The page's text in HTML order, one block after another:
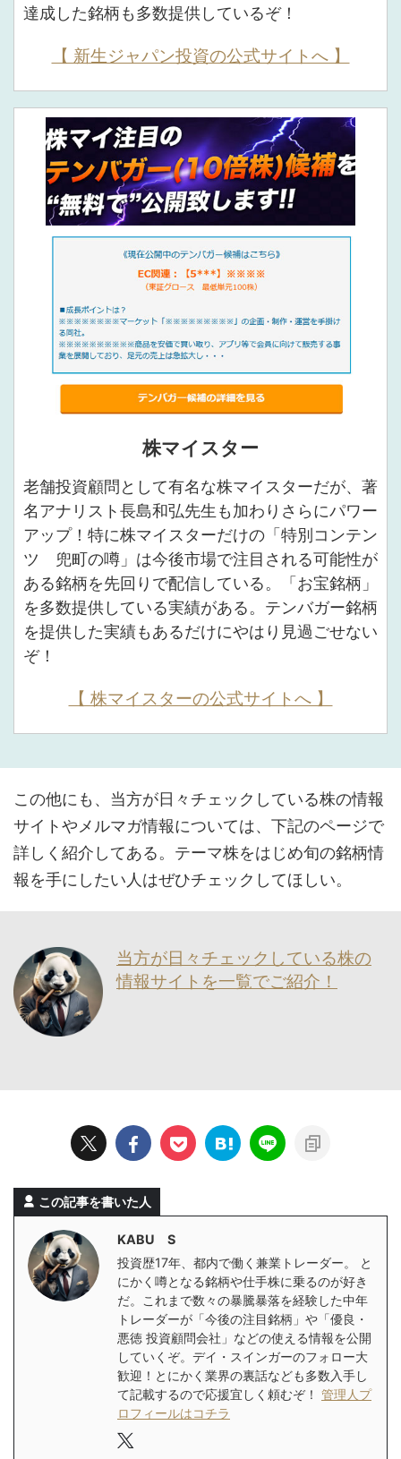
達成した銘柄も多数提供しているぞ！
【 新生ジャパン投資の公式サイトへ 】
株マイスター
老舗投資顧問として有名な株マイスターだが、著
名アナリスト長島和弘先生も加わりさらにパワー
アップ！特に株マイスターだけの「特別コンテン
ツ 兜町の噂」は今後市場で注目される可能性が
ある銘柄を先回りで配信している。「お宝銘柄」
を多数提供している実績がある。テンバガー銘柄
を提供した実績もあるだけにやはり見過ごせない
ぞ！
【 株マイスターの公式サイトへ 】
この他にも、当方が日々チェックしている株の情報
サイトやメルマガ情報については、下記のページで
詳しく紹介してある。テーマ株をはじめ旬の銘柄情
報を手にしたい人はぜひチェックしてほしい。
当方が日々チェックしている株の
情報サイトを一覧でご紹介！
この記事を書いた人
KABU S
投資歴17年、都内で働く兼業トレーダー。 と
にかく噂となる銘柄や仕手株に乗るのが好き
だ。これまで数々の暴騰暴落を経験した中年
トレーダーが「今後の注目銘柄」や「優良・
悪徳 投資顧問会社」などの使える情報を公開
していくぞ。デイ・スインガーのフォロー大
歓迎！とにかく業界の裏話なども多数入手し
て記載するので応援宜しく頼むぞ！ 管理人プ
ロフィールはコチラ